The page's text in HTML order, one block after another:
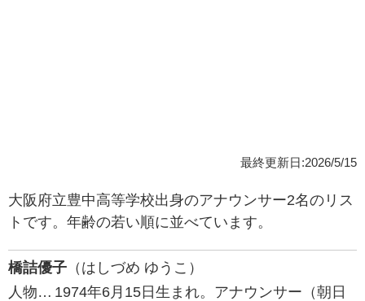
最終更新日:2026/5/15
大阪府立豊中高等学校出身のアナウンサー2名のリス
トです。年齢の若い順に並べています。
橋詰優子 （はしづめ ゆうこ）
人物… 1974年6月15日生まれ。アナウンサー（朝日